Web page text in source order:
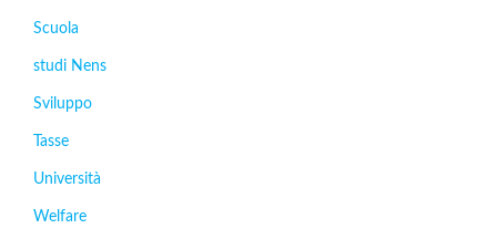
Scuola
studi Nens
Sviluppo
Tasse
Università
Welfare